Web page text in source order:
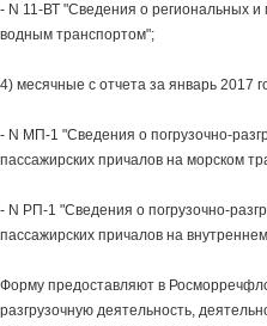
- N 11-ВТ "Сведения о региональных и
водным транспортом";
4) месячные с отчета за январь 2017
- N МП-1 "Сведения о погрузочно-
пассажирских причалов на морском
- N РП-1 "Сведения о погрузочно-
пассажирских причалов на
Форму предоставляют в
разгрузочную деятельность,